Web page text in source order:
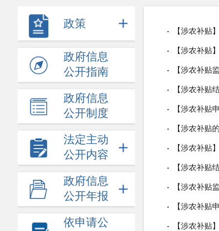
政策
政府信息
公开指南
政府信息
公开制度
法定主动
公开内容
政府信息
公开年报
依申请公
▪ 【涉农补贴
▪ 【涉农补贴
▪ 【涉农补贴
▪ 【涉农补贴
▪ 【涉农补贴
▪ 【涉农补贴
▪ 【涉农补贴
▪ 【涉农补贴
▪ 【涉农补贴
▪ 【涉农补贴
▪ 【涉农补贴